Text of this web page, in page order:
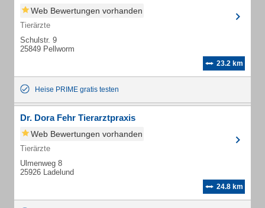
Web Bewertungen vorhanden
Tierärzte
Schulstr. 9
25849 Pellworm
23.2 km
Heise PRIME gratis testen
Dr. Dora Fehr Tierarztpraxis
Web Bewertungen vorhanden
Tierärzte
Ulmenweg 8
25926 Ladelund
24.8 km